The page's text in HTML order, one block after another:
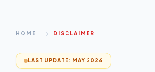
HOME DISCLAIMER
LAST UPDATE: MAY 2026